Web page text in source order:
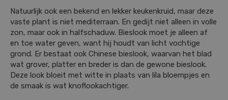
Natuurlijk ook een bekend en lekker keukenkruid, maar deze
vaste plant is niet mediterraan. En gedijt niet alleen in volle
zon, maar ook in halfschaduw. Bieslook moet je alleen af
en toe water geven, want hij houdt van licht vochtige
grond. Er bestaat ook Chinese bieslook, waarvan het blad
wat grover, platter en breder is dan de gewone bieslook.
Deze look bloeit met witte in plaats van lila bloempjes en
de smaak is wat knoflookachtiger.